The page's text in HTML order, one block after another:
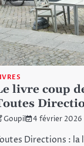
livre coup
Goupil 4 février 2026
Directions : la